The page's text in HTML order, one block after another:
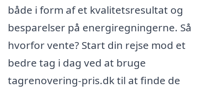
både i form af et kvalitetsresultat og
besparelser på energiregningerne. Så
hvorfor vente? Start din rejse mod et
bedre tag i dag ved at bruge
tagrenovering-pris.dk til at finde de